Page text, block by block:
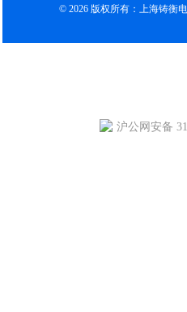
© 2026 版权所有：上海铸衡
沪公网安备